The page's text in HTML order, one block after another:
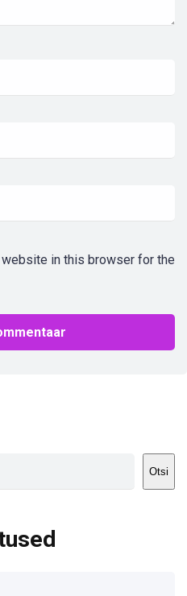
website in this browser for the
Otsi